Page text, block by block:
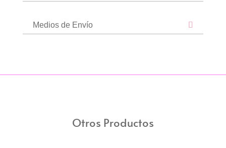
Medios de Envío
Otros Productos